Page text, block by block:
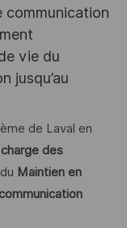
communication
vie du
jusqu’au
de Laval en
des
Maintien en